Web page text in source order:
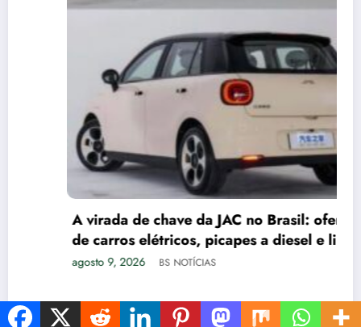
A virada de chave da JAC no Brasil: ofensiva
de carros elétricos, picapes a diesel e linha
de caminhões
agosto 9, 2026 BS NOTÍCIAS